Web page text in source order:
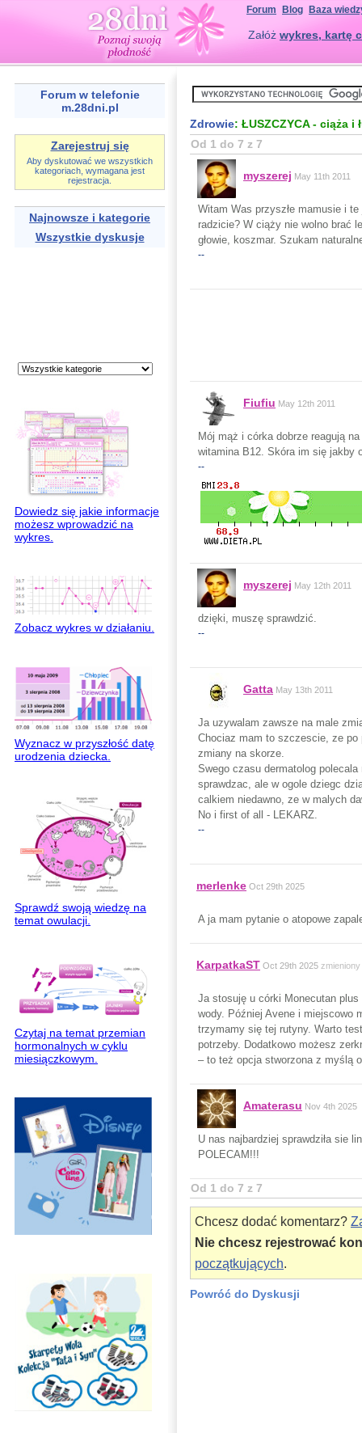
Forum Blog Baza
Załóż wykres, kartę
Forum w telefonie
m.28dni.pl
Zarejestruj się
Aby dyskutować we wszystkich
kategoriach, wymagana jest
rejestracja.
Najnowsze i kategorie
Wszystkie dyskusje
Dowiedz się jakie informacje
możesz wprowadzić na
wykres.
Zobacz wykres w działaniu.
Wyznacz w przyszłość datę
urodzenia dziecka.
Sprawdź swoją wiedzę na
temat owulacji.
Czytaj na temat przemian
hormonalnych w cyklu
miesiączkowym.
Zdrowie: ŁUSZCZYCA - ciąża
Od 1 do 7 z 7
myszerej May 11th 2011
Witam Was przyszłe mamusie i
radzicie? W ciąży nie wolno brać
głowie, koszmar. Szukam
--
Fiufiu May 12th 2011
Mój mąż i córka dobrze reagują
witamina B12. Skóra im się jakby
--
myszerej May 12th 2011
dzięki, muszę sprawdzić.
--
Gatta May 13th 2011
Ja uzywalam zawsze na male
Chociaz mam to szczescie, ze po
zmiany na skorze.
Swego czasu dermatolog
sprawdzac, ale w ogole dziegc
calkiem niedawno, ze w malych
No i first of all - LEKARZ.
--
merlenke Oct 29th 2025
A ja mam pytanie o atopowe
KarpatkaST Oct 29th 2025 zmieniony
Ja stosuję u córki Monecutan
wody. Później Avene i miejscowo
trzymamy się tej rutyny. Warto
potrzeby. Dodatkowo możesz
– to też opcja stworzona z myślą
Amaterasu Nov 4th 2025
U nas najbardziej sprawdziła sie
POLECAM!!!
Od 1 do 7 z 7
Chcesz dodać komentarz?
Nie chcesz rejestrować
początkujących.
Powróć do Dyskusji